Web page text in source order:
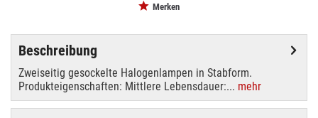
Merken
Beschreibung
Zweiseitig gesockelte Halogenlampen in Stabform.
Produkteigenschaften: Mittlere Lebensdauer:... mehr